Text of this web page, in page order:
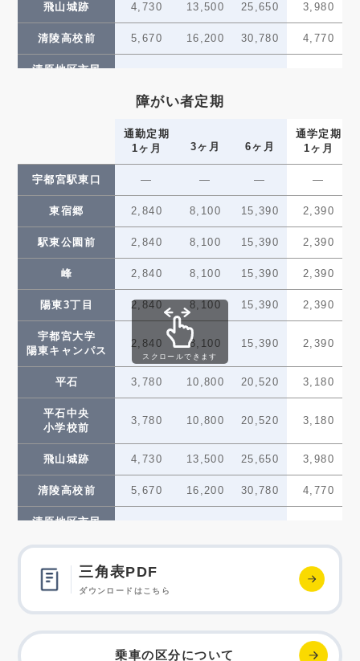
かしの森
公園前
400
(200)
200
(100)
芳賀・高根沢
工業団地
400
200
飛山城跡 4,730 13,500 25,650 3,980
清陵高校前 5,670 16,200 30,780 4,770
清原地区市民
ゆいの杜西 6,620 18,900 35,910 5,570
ゆいの杜中央 6,620 18,900 35,910 5,570
ゆいの杜東 6,620 18,900 35,910 5,570
芳賀台 6,620 18,900 35,910 5,570
芳賀町工業団地
管理センター前
6,620 18,900 35,910 5,570
かしの森
公園前
7,560 21,600 41,040 6,360
芳賀・高根沢
7,560 21,600 41,040 6,360
障がい者定期
通勤定期
1ヶ月
3ヶ月 6ヶ月
通学定期
1ヶ月
宇都宮駅東口 — — — —
東宿郷 2,840 8,100 15,390 2,390
駅東公園前 2,840 8,100 15,390 2,390
峰 2,840 8,100 15,390 2,390
陽東3丁目 2,840 8,100 15,390 2,390
宇都宮大学
陽東キャンパス
2,840 8,100 15,390 2,390
平石 3,780 10,800 20,520 3,180
平石中央
小学校前
3,780 10,800 20,520 3,180
飛山城跡 4,730 13,500 25,650 3,980
清陵高校前 5,670 16,200 30,780 4,770
清原地区市民
グリーン
スタジアム前
5,670 4,770
ゆいの杜西 6,620 18,900 35,910 5,570
5,570
スクロールできます
三角表PDF
ダウンロードはこちら
乗車の区分について